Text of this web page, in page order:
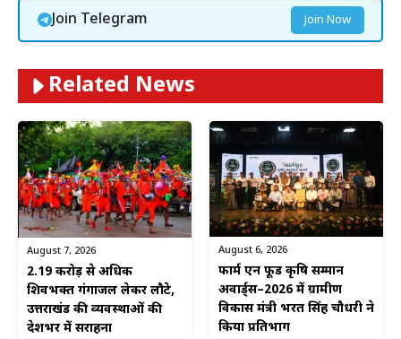
Join Telegram Join Now
Related News
August 7, 2026
2.19 करोड़ से अधिक
शिवभक्त गंगाजल लेकर लौटे,
उत्तराखंड की व्यवस्थाओं की
देशभर में सराहना
August 6, 2026
फार्म एन फूड कृषि सम्मान
अवार्ड्स–2026 में ग्रामीण
विकास मंत्री भरत सिंह चौधरी ने
किया प्रतिभाग